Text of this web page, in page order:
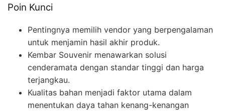
Poin Kunci
Pentingnya memilih vendor yang berpengalaman
untuk menjamin hasil akhir produk.
Kembar Souvenir menawarkan solusi
cenderamata dengan standar tinggi dan harga
terjangkau.
Kualitas bahan menjadi faktor utama dalam
menentukan daya tahan kenang-kenangan